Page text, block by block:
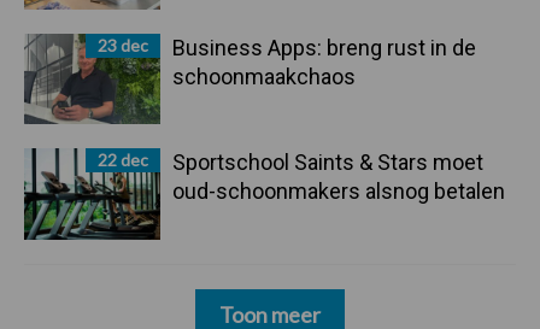
23 dec
Business Apps: breng rust in de
schoonmaakchaos
22 dec
Sportschool Saints & Stars moet
oud-schoonmakers alsnog betalen
Toon meer